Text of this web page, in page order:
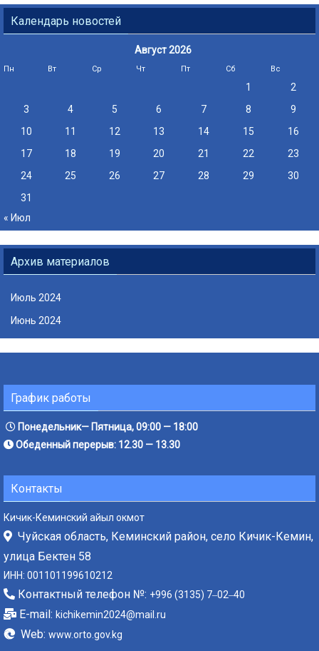
Календарь новостей
Август 2026
Пн Вт Ср Чт Пт Сб Вс
1
2
3
4 5 6 7 8
9
10
11 12 13 14 15
16
17
18 19 20 21 22
23
24
25 26 27 28 29
30
31
« Июл
Архив материалов
Июль 2024
Июнь 2024
График работы
Понедельник— Пятница, 09:00 — 18:00
Обеденный перерыв: 12.30 — 13.30
Контакты
Кичик-Кеминский айыл окмот
Чуйская область, Кеминский район, село Кичик-Кемин,
улица Бектен 58
ИНН: 001101199610212
Контактный телефон №: +996 (3135) 7‒02‒40
E-mail: kichikemin2024@mail.ru
Web: www.orto.gov.kg